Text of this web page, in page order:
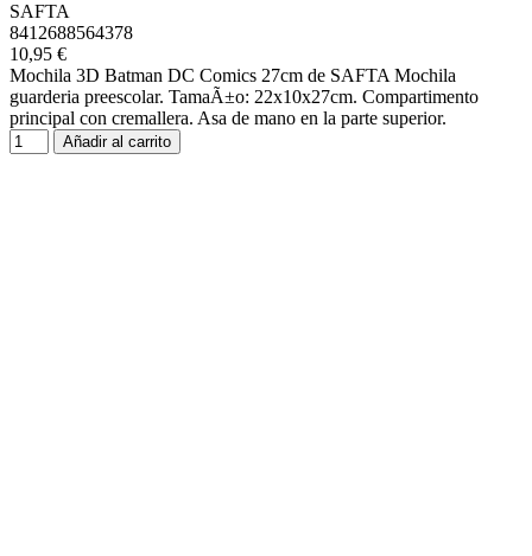
SAFTA
8412688564378
10,95 €
Mochila 3D Batman DC Comics 27cm de SAFTA Mochila
guarderia preescolar. TamaÃ±o: 22x10x27cm. Compartimento
principal con cremallera. Asa de mano en la parte superior.
Añadir al carrito